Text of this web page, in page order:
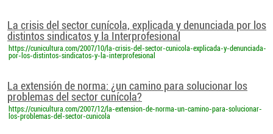
La crisis del sector cunícola, explicada y denunciada por los
distintos sindicatos y la Interprofesional
https://cunicultura.com/2007/10/la-crisis-del-sector-cunicola-explicada-y-denunciada-
por-los-distintos-sindicatos-y-la-interprofesional
La extensión de norma: ¿un camino para solucionar los
problemas del sector cunícola?
https://cunicultura.com/2007/12/la-extension-de-norma-un-camino-para-solucionar-
los-problemas-del-sector-cunicola